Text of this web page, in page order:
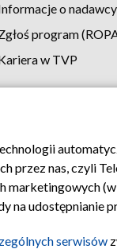
o nadawcy
program
w TVP
Moje zgody
nas, czyli
marketingowych
na udostępnianie
serwisów